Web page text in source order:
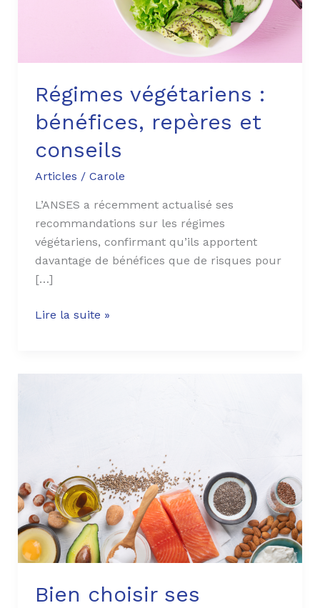
Régimes végétariens :
bénéfices, repères et
conseils
Articles / Carole
L’ANSES a récemment actualisé ses
recommandations sur les régimes
végétariens, confirmant qu’ils apportent
davantage de bénéfices que de risques pour
[…]
Lire la suite »
Bien choisir ses
guide
complet